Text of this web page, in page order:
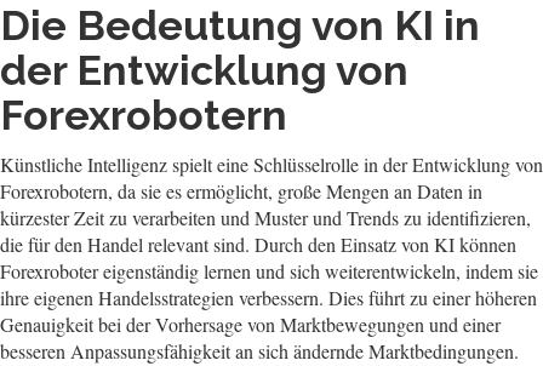
Die Bedeutung von KI in
der Entwicklung von
Forexrobotern
Künstliche Intelligenz spielt eine Schlüsselrolle in der Entwicklung von
Forexrobotern, da sie es ermöglicht, große Mengen an Daten in
kürzester Zeit zu verarbeiten und Muster und Trends zu identifizieren,
die für den Handel relevant sind. Durch den Einsatz von KI können
Forexroboter eigenständig lernen und sich weiterentwickeln, indem sie
ihre eigenen Handelsstrategien verbessern. Dies führt zu einer höheren
Genauigkeit bei der Vorhersage von Marktbewegungen und einer
besseren Anpassungsfähigkeit an sich ändernde Marktbedingungen.